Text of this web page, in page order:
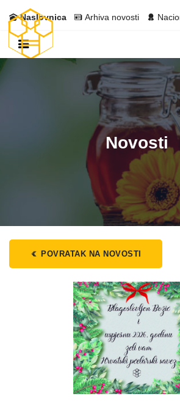
Naslovnica Arhiva novosti
Novosti
POVRATAK NA NOVOSTI